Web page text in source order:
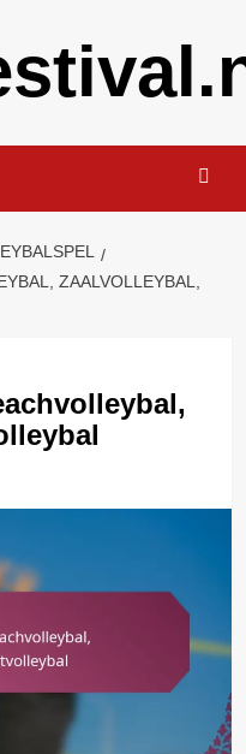
ZAALVOLLEYBAL,